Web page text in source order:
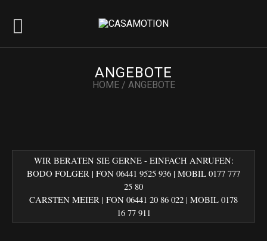
ANGEBOTE
HOME / ANGEBOTE
WIR BERATEN SIE GERNE - EINFACH ANRUFEN:
BODO FOLGER | FON 06441 9525 936 | MOBIL 0177 777
25 80
CARSTEN MEIER | FON 06441 20 86 022‬ | MOBIL 0178
16 77 911